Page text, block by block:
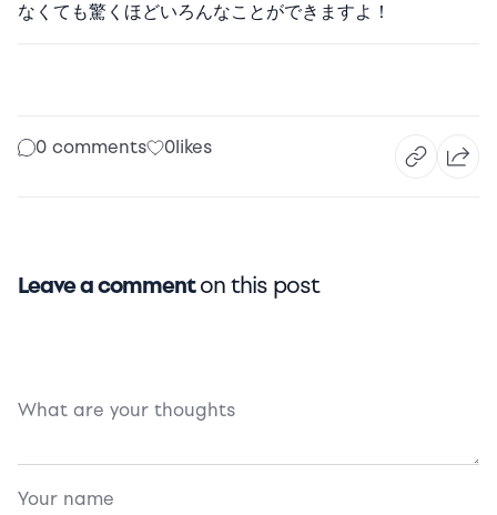
なくても驚くほどいろんなことができますよ！
0 comments 0 likes
Leave a commenton this post